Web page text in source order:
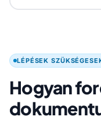
LÉPÉSEK
Hogyan